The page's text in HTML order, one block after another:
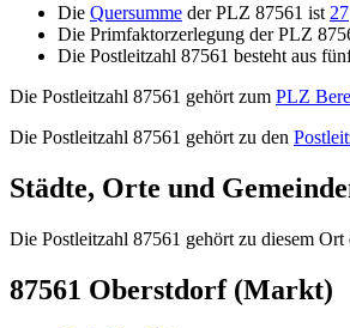
Die Quersumme der PLZ 87561 ist 27
Die Primfaktorzerlegung der PLZ
Die Postleitzahl 87561 besteht aus
Die Postleitzahl 87561 gehört zum PLZ
Die Postleitzahl 87561 gehört zu den
Städte, Orte und
Die Postleitzahl 87561 gehört zu diesem
87561 Oberstdorf (Markt)